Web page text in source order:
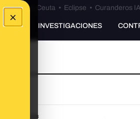
×
•Bulos Ceuta • Eclipse • Curanderos
INVESTIGACIONES